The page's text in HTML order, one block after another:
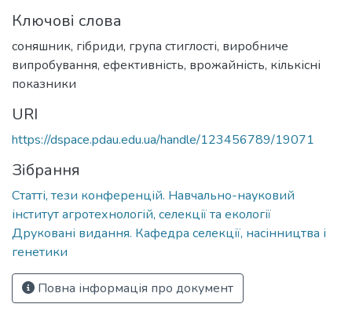
Ключові слова
соняшник, гібриди, група стиглості, виробниче
випробування, ефективність, врожайність, кількісні
показники
URI
https://dspace.pdau.edu.ua/handle/123456789/19071
Зібрання
Статті, тези конференцій. Навчально-науковий
інститут агротехнологій, селекції та екології
Друковані видання. Кафедра селекції, насінництва і
генетики
Повна інформація про документ